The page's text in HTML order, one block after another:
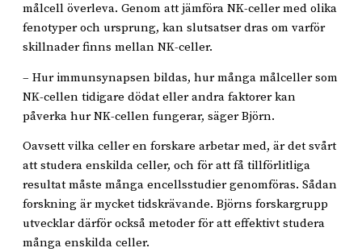
målcell överleva. Genom att jämföra NK-celler med olika
fenotyper och ursprung, kan slutsatser dras om varför
skillnader finns mellan NK-celler.
– Hur immunsynapsen bildas, hur många målceller som
NK-cellen tidigare dödat eller andra faktorer kan
påverka hur NK-cellen fungerar, säger Björn.
Oavsett vilka celler en forskare arbetar med, är det svårt
att studera enskilda celler, och för att få tillförlitliga
resultat måste många encellsstudier genomföras. Sådan
forskning är mycket tidskrävande. Björns forskargrupp
utvecklar därför också metoder för att effektivt studera
många enskilda celler.